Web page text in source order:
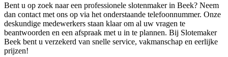
Bent u op zoek naar een professionele slotenmaker in Beek? Neem
dan contact met ons op via het onderstaande telefoonnummer. Onze
deskundige medewerkers staan klaar om al uw vragen te
beantwoorden en een afspraak met u in te plannen. Bij Slotemaker
Beek bent u verzekerd van snelle service, vakmanschap en eerlijke
prijzen!